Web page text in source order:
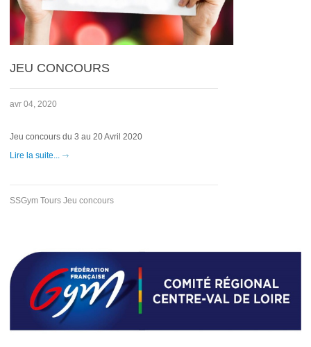
JEU CONCOURS
avr 04, 2020
Jeu concours du 3 au 20 Avril 2020
Lire la suite...
SSGym Tours Jeu concours